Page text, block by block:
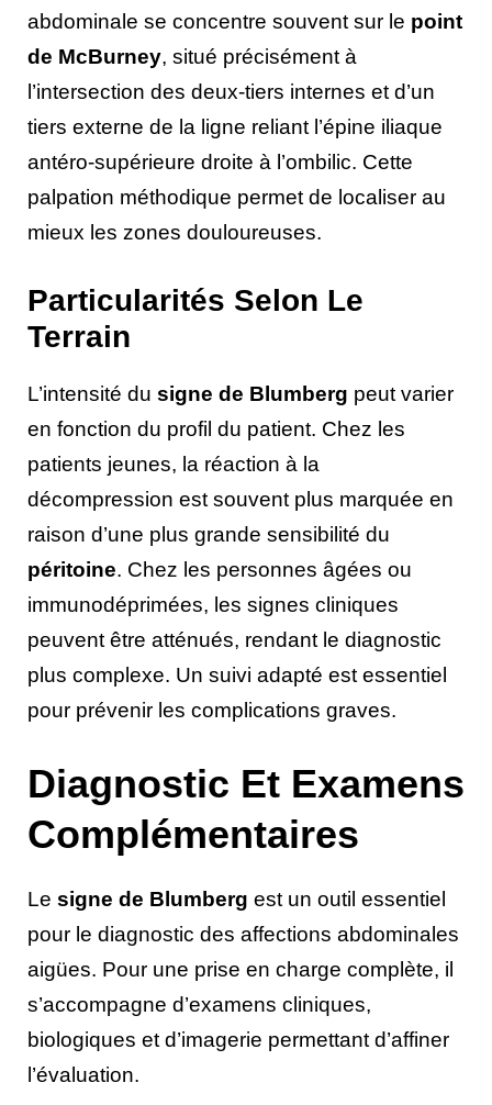
abdominale se concentre souvent sur le point
de McBurney, situé précisément à
l’intersection des deux-tiers internes et d’un
tiers externe de la ligne reliant l’épine iliaque
antéro-supérieure droite à l’ombilic. Cette
palpation méthodique permet de localiser au
mieux les zones douloureuses.
Particularités Selon Le
Terrain
L’intensité du signe de Blumberg peut varier
en fonction du profil du patient. Chez les
patients jeunes, la réaction à la
décompression est souvent plus marquée en
raison d’une plus grande sensibilité du
péritoine. Chez les personnes âgées ou
immunodéprimées, les signes cliniques
peuvent être atténués, rendant le diagnostic
plus complexe. Un suivi adapté est essentiel
pour prévenir les complications graves.
Diagnostic Et Examens
Complémentaires
Le signe de Blumberg est un outil essentiel
pour le diagnostic des affections abdominales
aigües. Pour une prise en charge complète, il
s’accompagne d’examens cliniques,
biologiques et d’imagerie permettant d’affiner
l’évaluation.